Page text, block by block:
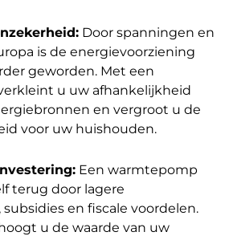
Door spanningen en
is de energievoorziening
geworden. Met een
u uw afhankelijkheid
en vergroot u de
voor uw huishouden.
Een warmtepomp
terug door lagere
en fiscale voordelen.
u de waarde van uw